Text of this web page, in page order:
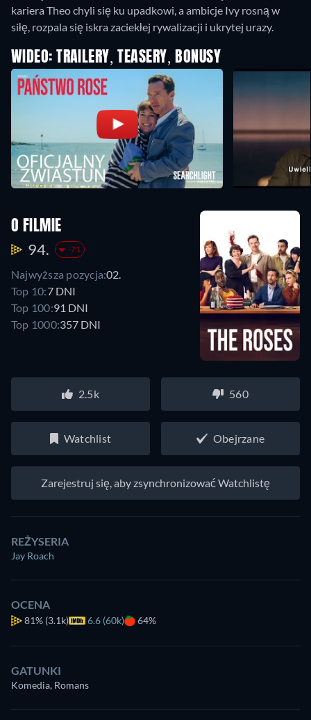
kariera Theo chyli się ku upadkowi, a ambicje Ivy rosną w
siłę, rozpala się iskra zaciekłej rywalizacji i ukrytej urazy.
WIDEO: TRAILERY, TEASERY, BONUSY
O FILMIE
94. -71
Najwyższa pozycja:02.
Top 10:7 DNI
Top 100:91 DNI
Top 1000:357 DNI
2.5k 560
Watchlist Obejrzane
Zarejestruj się, aby zsynchronizować Watchlistę
REŻYSERIA
Jay Roach
OCENA
81% (3.1k) 6.6 (60k) 64%
GATUNKI
Komedia, Romans